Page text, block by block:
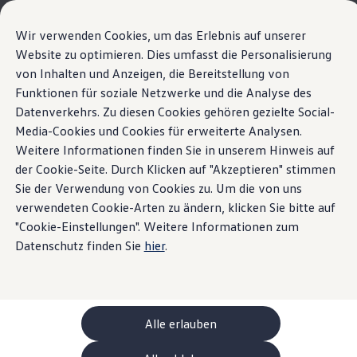
Wir verwenden Cookies, um das Erlebnis auf unserer
Website zu optimieren. Dies umfasst die Personalisierung
von Inhalten und Anzeigen, die Bereitstellung von
Funktionen für soziale Netzwerke und die Analyse des
Datenverkehrs. Zu diesen Cookies gehören gezielte Social-
Media-Cookies und Cookies für erweiterte Analysen.
Weitere Informationen finden Sie in unserem Hinweis auf
der Cookie-Seite. Durch Klicken auf "Akzeptieren" stimmen
Sie der Verwendung von Cookies zu. Um die von uns
verwendeten Cookie-Arten zu ändern, klicken Sie bitte auf
"Cookie-Einstellungen". Weitere Informationen zum
Datenschutz finden Sie hier.
Alle erlauben
Passer
au
contenu
principal
Sauter
au
pied
de
page
La nouvelle ID. Polo
Points forts Détails et équipements
Votre configuration
Modèles spéciaux UNITED
Conseil et achat
Offres actuelles
Clients professionnels et gestion de flotte
Véhicules en stock
Occasions
Financement
Calculateur de leasing
Électromobilité
Coûts et financement
Recharge et autonomie
Recharger à domicile
Recharger en déplacement
Simulateur de temps de recharge
Simulateur d’autonomie
ChargeOn
Technologie et batterie
Accueil Modèles et configurateur Nouvelle ID. Polo
Ce qui se cache dans
Détails et équipements
Innovision
Grand écran.
Expérience sans
limites.